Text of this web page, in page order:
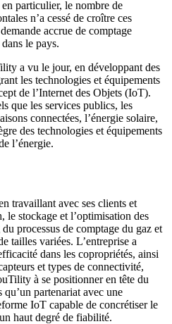
particulier, le nombre de
n’a cessé de croître ces
accrue de comptage
le pays.
a vu le jour, en développant des
les technologies et équipements
de l’Internet des Objets (IoT).
que les services publics, les
connectées, l’énergie solaire,
des technologies et équipements
l’énergie.
travaillant avec ses clients et
le stockage et l’optimisation des
processus de comptage du gaz et
tailles variées. L’entreprise a
dans les copropriétés, ainsi
et types de connectivité,
à se positionner en tête du
partenariat avec une
IoT capable de concrétiser le
haut degré de fiabilité.